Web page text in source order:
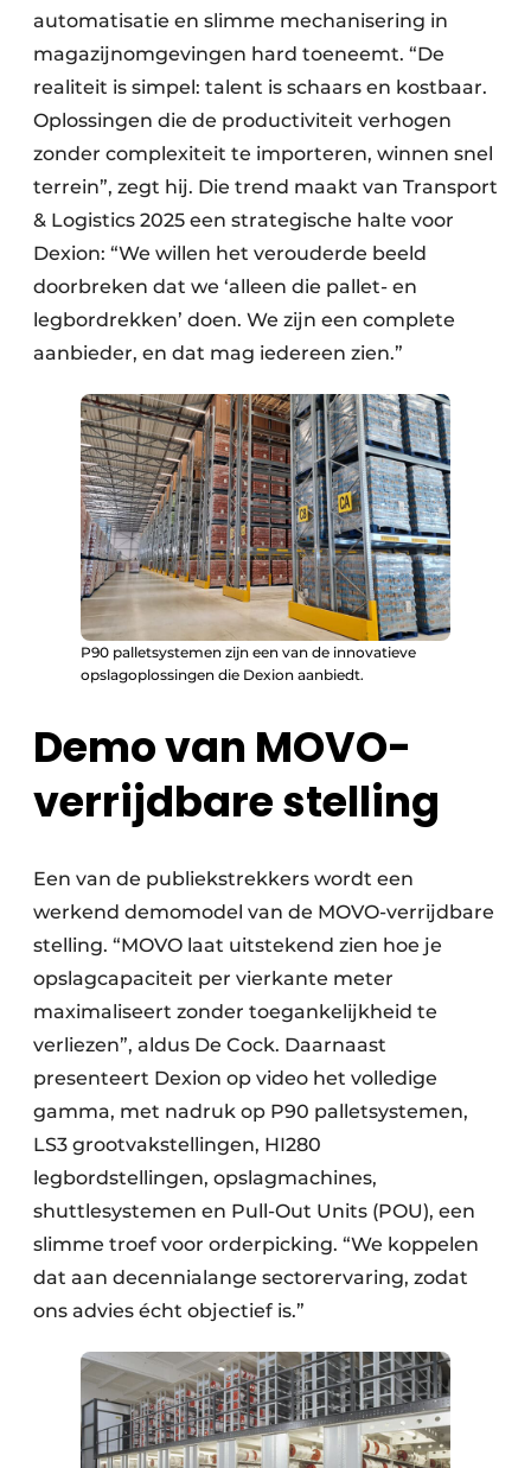
automatisatie en slimme mechanisering in
magazijnomgevingen hard toeneemt. “De
realiteit is simpel: talent is schaars en kostbaar.
Oplossingen die de productiviteit verhogen
zonder complexiteit te importeren, winnen snel
terrein”, zegt hij. Die trend maakt van Transport
& Logistics 2025 een strategische halte voor
Dexion: “We willen het verouderde beeld
doorbreken dat we ‘alleen die pallet- en
legbordrekken’ doen. We zijn een complete
aanbieder, en dat mag iedereen zien.”
P90 palletsystemen zijn een van de innovatieve
opslagoplossingen die Dexion aanbiedt.
Demo van MOVO-
verrijdbare stelling
Een van de publiekstrekkers wordt een
werkend demomodel van de MOVO-verrijdbare
stelling. “MOVO laat uitstekend zien hoe je
opslagcapaciteit per vierkante meter
maximaliseert zonder toegankelijkheid te
verliezen”, aldus De Cock. Daarnaast
presenteert Dexion op video het volledige
gamma, met nadruk op P90 palletsystemen,
LS3 grootvakstellingen, HI280
legbordstellingen, opslagmachines,
shuttlesystemen en Pull-Out Units (POU), een
slimme troef voor orderpicking. “We koppelen
dat aan decennialange sectorervaring, zodat
ons advies écht objectief is.”